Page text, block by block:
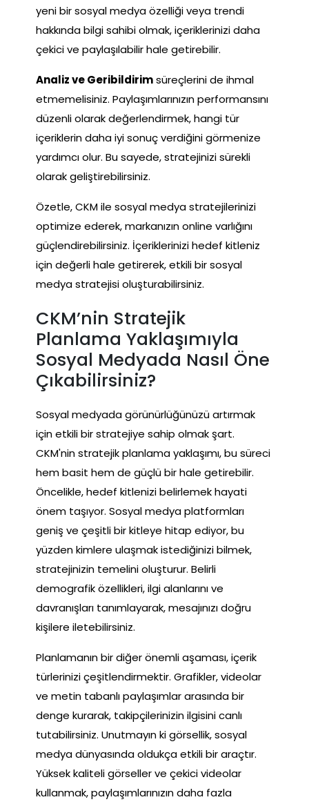
yeni bir sosyal medya özelliği veya trendi
hakkında bilgi sahibi olmak, içeriklerinizi daha
çekici ve paylaşılabilir hale getirebilir.
Analiz ve Geribildirimsüreçlerini de ihmal
etmemelisiniz. Paylaşımlarınızın performansını
düzenli olarak değerlendirmek, hangi tür
içeriklerin daha iyi sonuç verdiğini görmenize
yardımcı olur. Bu sayede, stratejinizi sürekli
olarak geliştirebilirsiniz.
Özetle, CKM ile sosyal medya stratejilerinizi
optimize ederek, markanızın online varlığını
güçlendirebilirsiniz. İçeriklerinizi hedef kitleniz
için değerli hale getirerek, etkili bir sosyal
medya stratejisi oluşturabilirsiniz.
CKM’nin Stratejik
Planlama Yaklaşımıyla
Sosyal Medyada Nasıl Öne
Çıkabilirsiniz?
Sosyal medyada görünürlüğünüzü artırmak
için etkili bir stratejiye sahip olmak şart.
CKM'nin stratejik planlama yaklaşımı, bu süreci
hem basit hem de güçlü bir hale getirebilir.
Öncelikle, hedef kitlenizi belirlemek hayati
önem taşıyor. Sosyal medya platformları
geniş ve çeşitli bir kitleye hitap ediyor, bu
yüzden kimlere ulaşmak istediğinizi bilmek,
stratejinizin temelini oluşturur. Belirli
demografik özellikleri, ilgi alanlarını ve
davranışları tanımlayarak, mesajınızı doğru
kişilere iletebilirsiniz.
Planlamanın bir diğer önemli aşaması, içerik
türlerinizi çeşitlendirmektir. Grafikler, videolar
ve metin tabanlı paylaşımlar arasında bir
denge kurarak, takipçilerinizin ilgisini canlı
tutabilirsiniz. Unutmayın ki görsellik, sosyal
medya dünyasında oldukça etkili bir araçtır.
Yüksek kaliteli görseller ve çekici videolar
kullanmak, paylaşımlarınızın daha fazla